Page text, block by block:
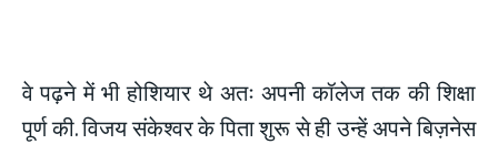
वे पढ़ने में भी होशियार थे अतः अपनी कॉलेज तक की शिक्षा
पूर्ण की. विजय संकेश्वर के पिता शुरू से ही उन्हें अपने बिज़नेस